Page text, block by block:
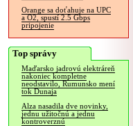
Orange sa doťahuje na UPC
a O2, spustí 2.5 Gbps
pripojenie
Top správy
Maďarsko jadrovú elektráreň
nakoniec kompletne
neodstavilo, Rumunsko mení
tok Dunaja
Alza nasadila dve novinky,
jednu užitočnú a jednu
kontroverznú